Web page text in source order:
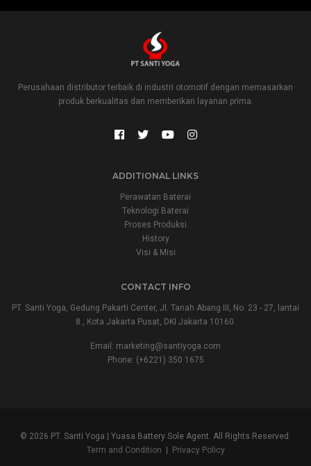
Perusahaan distributor terbaik di industri otomotif dengan memasarkan
produk berkualitas dan memberikan layanan prima.
ADDITIONAL LINKS
Perawatan Baterai
Teknologi Baterai
Proses Produksi
History
Visi & Misi
CONTACT INFO
PT. Santi Yoga, Gedung Pakarti Center, Jl. Tanah Abang III, No. 23 - 27, lantai
8., Kota Jakarta Pusat, DKI Jakarta 10160.
Email: marketing@santiyoga.com
Phone: (+6221) 350 1675
© 2026 PT. Santi Yoga | Yuasa Battery Sole Agent. All Rights Reserved.
Term and Condition
Privacy Policy